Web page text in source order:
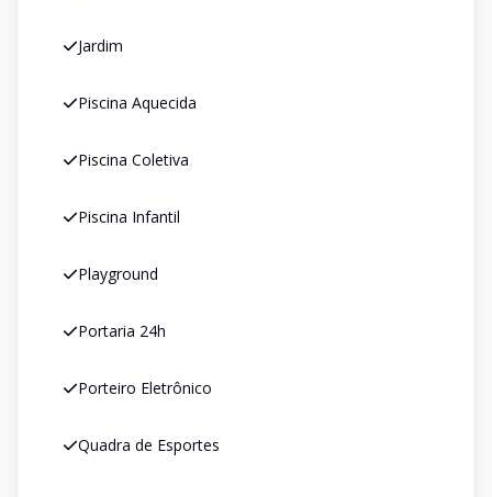
Jardim
Piscina Aquecida
Piscina Coletiva
Piscina Infantil
Playground
Portaria 24h
Porteiro Eletrônico
Quadra de Esportes